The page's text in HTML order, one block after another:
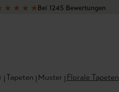
springen
★ ★ ★ ★Bei 1245 Bewertungen
Tapeten Muster Florale Tapeten